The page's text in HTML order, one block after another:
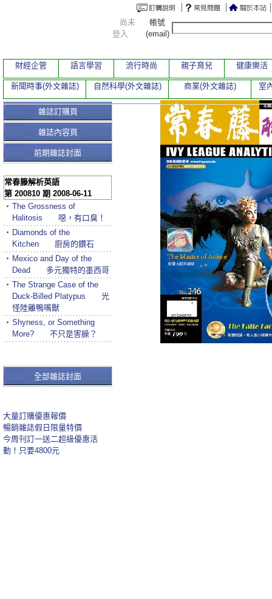
雜誌訂購頁
雜誌內容頁
前期雜誌封面
常春籐解析英語
第 200810 期 2008-06-11
‧ The Grossness of
Halitosis 噁，有口臭！
‧ Diamonds of the
Kitchen 廚房的鑽石
‧ Mexico and Day of the
Dead 多元獨特的墨西哥
‧ The Strange Case of the
Duck-Billed Platypus 光
怪陸離鴨嘴獸
‧ Shyness, or Something
More? 不只是害臊？
全部雜誌封面
大量訂購優惠報價
暢銷雜誌假日限量特價
今周刊訂一送二超級優惠活
動！只要4800元
尚未
登入
帳號
(email)
財經企管 語言學習 流行時尚 親子育兒 健康樂活
新聞時事(外文雜誌) 自然科學(外文雜誌) 商業(外文雜誌) 室